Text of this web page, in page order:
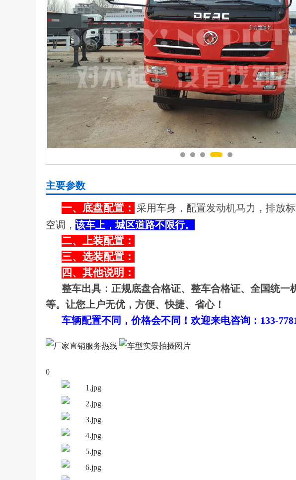
主要参数
一、底盘配置： 采用车身，配置发动机马力，排放
空调， 该车上，城区道路不限行。
二、上装配置：
三、选装配置：
四、其他说明：
整车出具：正规底盘合格证、整车合格证、全国统
等。让您上户无优，方便、快捷、省心！
车辆配置不同，价格会不同！欢迎来电咨询：133-
0